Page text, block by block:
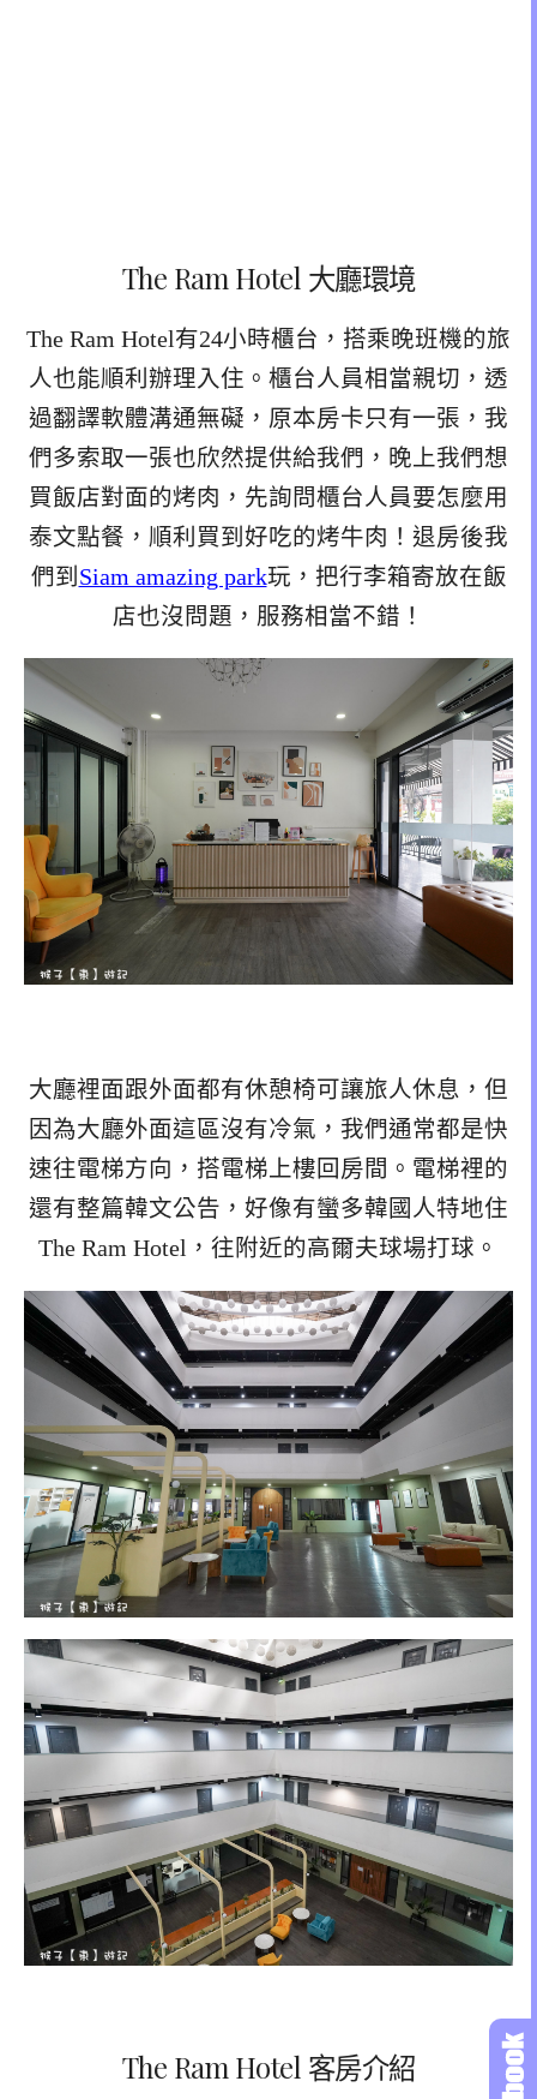
The Ram Hotel 大廳環境
The Ram Hotel有24小時櫃台，搭乘晚班機的旅
人也能順利辦理入住。櫃台人員相當親切，透
過翻譯軟體溝通無礙，原本房卡只有一張，我
們多索取一張也欣然提供給我們，晚上我們想
買飯店對面的烤肉，先詢問櫃台人員要怎麼用
泰文點餐，順利買到好吃的烤牛肉！退房後我
們到 Siam amazing park玩，把行李箱寄放在飯
店也沒問題，服務相當不錯！
大廳裡面跟外面都有休憩椅可讓旅人休息，但
因為大廳外面這區沒有冷氣，我們通常都是快
速往電梯方向，搭電梯上樓回房間。電梯裡的
還有整篇韓文公告，好像有蠻多韓國人特地住
The Ram Hotel，往附近的高爾夫球場打球。
The Ram Hotel 客房介紹